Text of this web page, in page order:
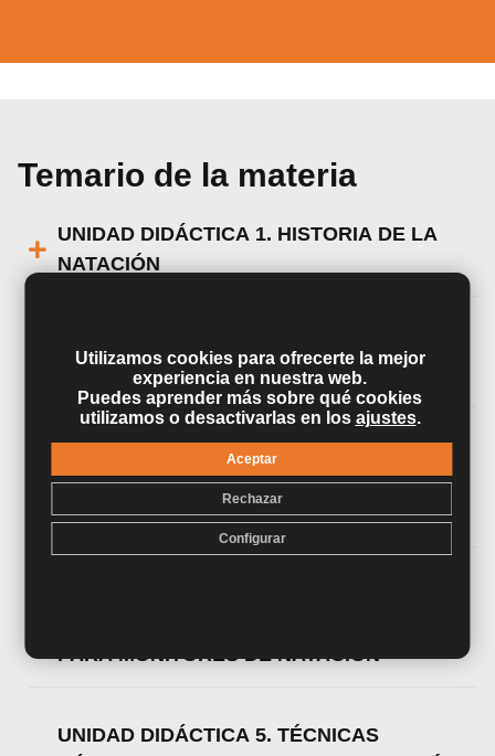
Temario de la materia
UNIDAD DIDÁCTICA 1. HISTORIA DE LA
NATACIÓN
DE LA ENSEÑANZA DE LA NATACIÓN
UNIDAD DIDÁCTICA 3. ENFOQUES Y
APLICACIONES DE LAS ACTIVIDADES
ACUÁTICAS
PARA MONITORES DE NATACIÓN
UNIDAD DIDÁCTICA 5. TÉCNICAS
Utilizamos cookies para ofrecerte la mejor
experiencia en nuestra web.
Puedes aprender más sobre qué cookies
utilizamos o desactivarlas en losajustes.
Aceptar
Rechazar
Configurar